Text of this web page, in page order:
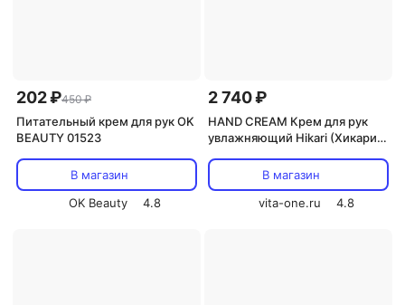
202 ₽450 ₽
Питательный крем для рук OK
BEAUTY 01523
В магазин
OK Beauty
4.8
2 740 ₽
HAND CREAM Крем для рук
увлажняющий Hikari (Хикари)
В магазин
vita-one.ru
4.8